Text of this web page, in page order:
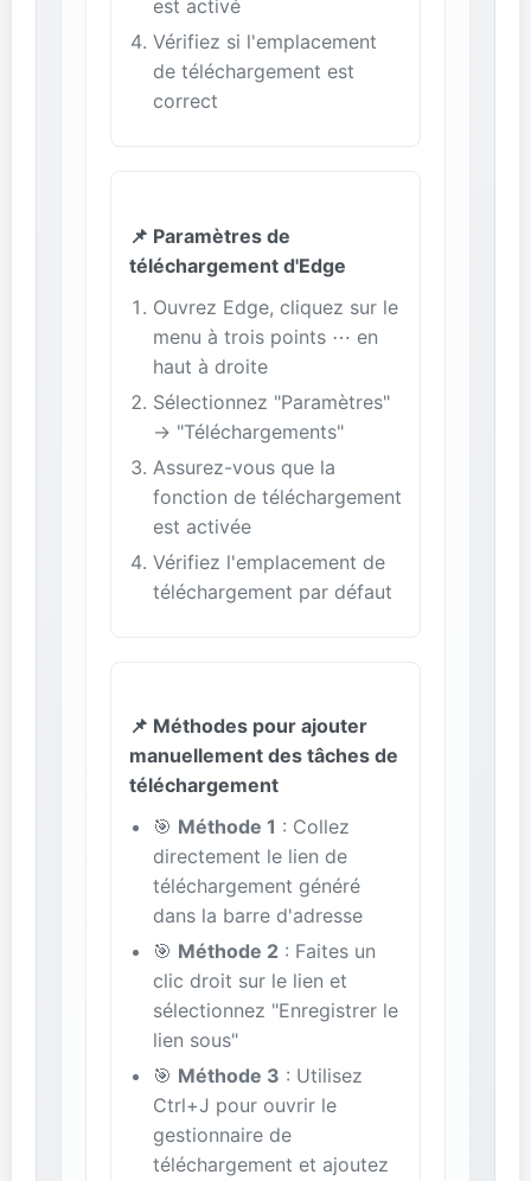
est activé
Vérifiez si l'emplacement
de téléchargement est
correct
📌 Paramètres de
téléchargement d'Edge
Ouvrez Edge, cliquez sur le
menu à trois points ⋯ en
haut à droite
Sélectionnez "Paramètres"
→ "Téléchargements"
Assurez-vous que la
fonction de téléchargement
est activée
Vérifiez l'emplacement de
téléchargement par défaut
📌 Méthodes pour ajouter
manuellement des tâches de
téléchargement
🎯 Méthode 1 : Collez
directement le lien de
téléchargement généré
dans la barre d'adresse
🎯 Méthode 2 : Faites un
clic droit sur le lien et
sélectionnez "Enregistrer le
lien sous"
🎯 Méthode 3 : Utilisez
Ctrl+J pour ouvrir le
gestionnaire de
téléchargement et ajoutez